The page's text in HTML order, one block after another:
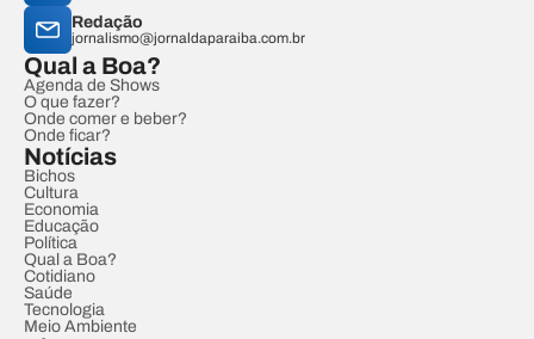
Redação
jornalismo@jornaldaparaiba.com.br
Qual a Boa?
Agenda de Shows
O que fazer?
Onde comer e beber?
Onde ficar?
Notícias
Bichos
Cultura
Economia
Educação
Política
Qual a Boa?
Cotidiano
Saúde
Tecnologia
Meio Ambiente